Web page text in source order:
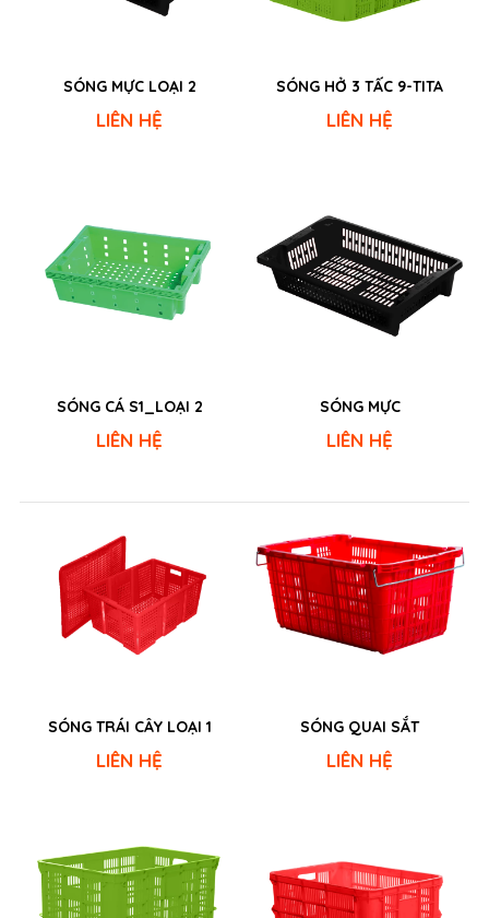
SÓNG MỰC LOẠI 2
LIÊN HỆ
SÓNG HỞ 3 TẤC 9-TITA
LIÊN HỆ
SÓNG CÁ S1_LOẠI 2
LIÊN HỆ
SÓNG MỰC
LIÊN HỆ
SÓNG TRÁI CÂY LOẠI 1
LIÊN HỆ
SÓNG QUAI SẮT
LIÊN HỆ